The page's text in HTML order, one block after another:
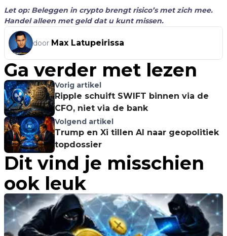
Let op: Beleggen in crypto brengt risico’s met zich mee.
Handel alleen met geld dat u kunt missen.
door Max Latupeirissa
Ga verder met lezen
Vorig artikel
Ripple schuift SWIFT binnen via de
CFO, niet via de bank
Volgend artikel
Trump en Xi tillen AI naar geopolitiek
topdossier
Dit vind je misschien
ook leuk